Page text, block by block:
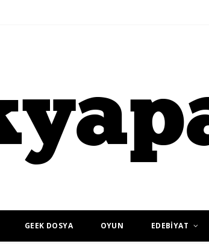
GEEK DOSYA OYUN EDEBİYAT